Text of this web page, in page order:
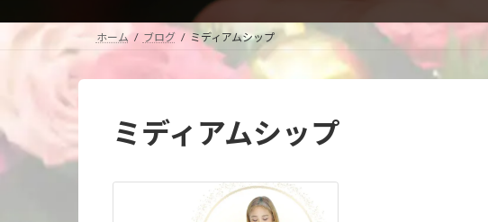
ホーム ブログ ミディアムシップ
ミディアムシップ